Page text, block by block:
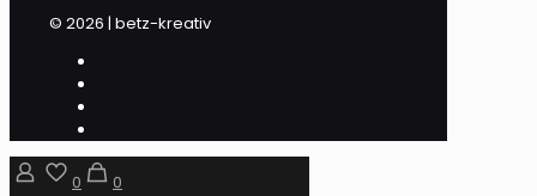
© 2026 | betz-kreativ
0
0